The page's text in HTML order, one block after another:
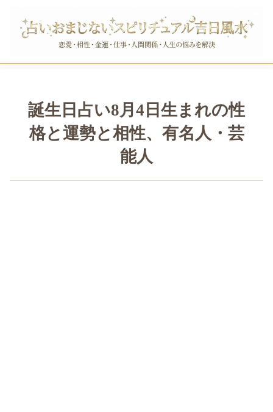
誕生日占い8月4日生まれの性
格と運勢と相性、有名人・芸
能人